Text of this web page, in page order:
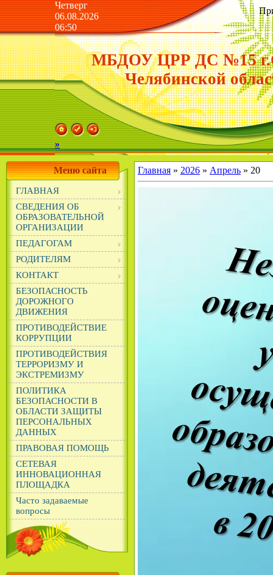
Четверг
06.08.2026
06:50
МБДОУ ЦРР ДС №15
Челябинской
»
Меню сайта
ГЛАВНАЯ
СВЕДЕНИЯ ОБ
ОБРАЗОВАТЕЛЬНОЙ
ОРГАНИЗАЦИИ
ПЕДАГОГАМ
РОДИТЕЛЯМ
КОНТАКТ
БЕЗОПАСНОСТЬ
ДОРОЖНОГО
ДВИЖЕНИЯ
ПРОТИВОДЕЙСТВИЕ
КОРРУПЦИИ
ПРОТИВОДЕЙСТВИЯ
ТЕРРОРИЗМУ И
ЭКСТРЕМИЗМУ
ПОЛИТИКА
БЕЗОПАСНОСТИ В
ОБЛАСТИ ЗАЩИТЫ
ПЕРСОНАЛЬНЫХ
ДАННЫХ
ПРАВОВАЯ ПОМОЩЬ
СЕТЕВАЯ
ИННОВАЦИОННАЯ
ПЛОЩАДКА
Часто задаваемые
вопросы
Главная » 2026 » Апрель » 20